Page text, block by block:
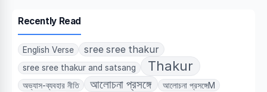
Recently Read
English Verse sree sree thakur
sree sree thakur and satsang Thakur
অভ্যাস-ব্যবহার নীতি আলোচনা প্রসঙ্গে
আলোচনা প্রসঙ্গেM